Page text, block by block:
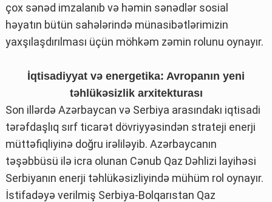
çox sənəd imzalanıb və həmin sənədlər sosial
həyatın bütün sahələrində münasibətlərimizin
yaxşılaşdırılması üçün möhkəm zəmin rolunu oynayır.
İqtisadiyyat və energetika: Avropanın yeni
təhlükəsizlik arxitekturası
Son illərdə Azərbaycan və Serbiya arasındakı iqtisadi
tərəfdaşlıq sırf ticarət dövriyyəsindən strateji enerji
müttəfiqliyinə doğru irəliləyib. Azərbaycanın
təşəbbüsü ilə icra olunan Cənub Qaz Dəhlizi layihəsi
Serbiyanın enerji təhlükəsizliyində mühüm rol oynayır.
İstifadəyə verilmiş Serbiya-Bolqarıstan Qaz